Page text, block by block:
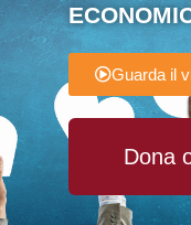
Guarda il
Dona